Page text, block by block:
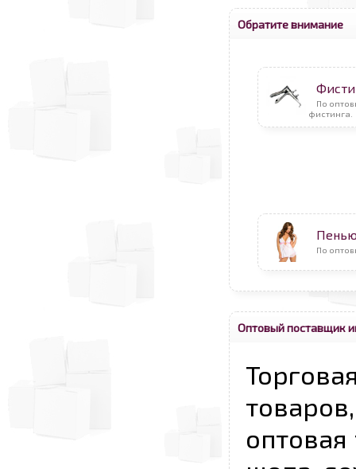
Обратите внимание
По
фистинга.
По
Оптовый поставщик